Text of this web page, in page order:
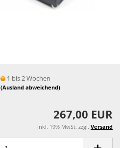
1 bis 2 Wochen
(Ausland abweichend)
267,00 EUR
inkl. 19% MwSt. zzgl. Versand